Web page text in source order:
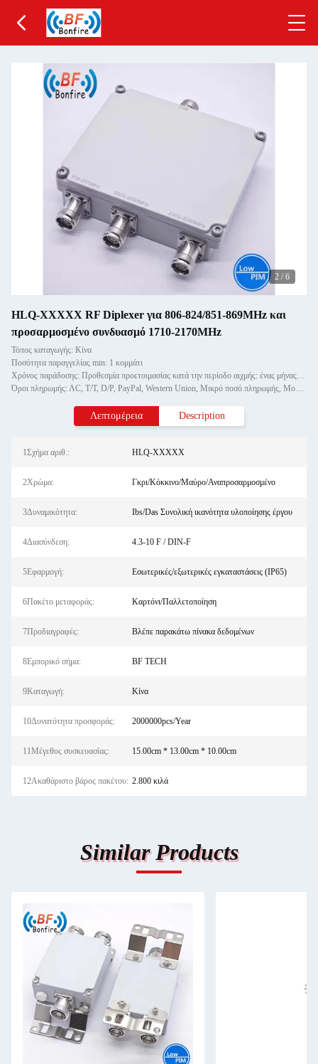
2 / 6
HLQ-XXXXX RF Diplexer για 806-824/851-869MHz και
προσαρμοσμένο συνδυασμό 1710-2170MHz
Τόπος καταγωγής: Κίνα
Ποσότητα παραγγελίας min: 1 κομμάτι
Χρόνος παράδοσης: Προθεσμία προετοιμασίας κατά την περίοδο αιχμής: ένας μήνας, εκτός εποχής: εντός 15 εργάσιμων ημερών
Όροι πληρωμής: ΛC, T/T, D/P, PayPal, Western Union, Μικρό ποσό πληρωμής, Money Gram
Λεπτομέρεια Description
1Σχήμα αριθ.: HLQ-XXXXX
2Χρώμα: Γκρι/Κόκκινο/Μαύρο/Αναπροσαρμοσμένο
3Δυναμικότητα: Ibs/Das Συνολική ικανότητα υλοποίησης έργου
4Διασύνδεση: 4.3-10 F / DIN-F
5Εφαρμογή: Εσωτερικές/εξωτερικές εγκαταστάσεις (IP65)
6Πακέτο μεταφοράς: Καρτόνι/Παλλετοποίηση
7Προδιαγραφές: Βλέπε παρακάτω πίνακα δεδομένων
8Εμπορικό σήμα: BF TECH
9Καταγωγή: Κίνα
10Δυνατότητα προσφοράς: 2000000pcs/Year
11Μέγεθος συσκευασίας: 15.00cm * 13.00cm * 10.00cm
12Ακαθάριστο βάρος πακέτου: 2.800 κιλά
Similar Products